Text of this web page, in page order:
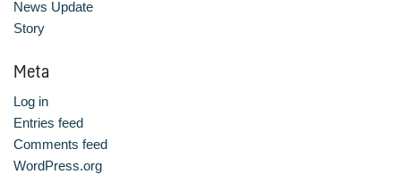
News Update
Story
Meta
Log in
Entries feed
Comments feed
WordPress.org